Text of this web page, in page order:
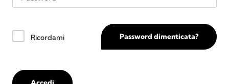
Ricordami Password dimenticata?